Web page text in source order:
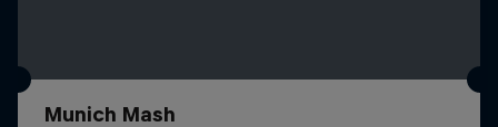
Munich Mash